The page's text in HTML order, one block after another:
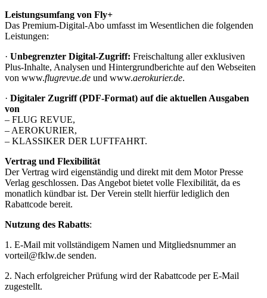
Leistungsumfang von Fly+
Das Premium-Digital-Abo umfasst im Wesentlichen die folgenden
Leistungen:
· Unbegrenzter Digital-Zugriff: Freischaltung aller exklusiven
Plus-Inhalte, Analysen und Hintergrundberichte auf den Webseiten
von www.flugrevue.de und www.aerokurier.de.
· Digitaler Zugriff (PDF-Format) auf die aktuellen Ausgaben
von
– FLUG REVUE,
– AEROKURIER,
– KLASSIKER DER LUFTFAHRT.
Vertrag und Flexibilität
Der Vertrag wird eigenständig und direkt mit dem Motor Presse
Verlag geschlossen. Das Angebot bietet volle Flexibilität, da es
monatlich kündbar ist. Der Verein stellt hierfür lediglich den
Rabattcode bereit.
Nutzung des Rabatts:
1. E-Mail mit vollständigem Namen und Mitgliedsnummer an
vorteil@fklw.de senden.
2. Nach erfolgreicher Prüfung wird der Rabattcode per E-Mail
zugestellt.